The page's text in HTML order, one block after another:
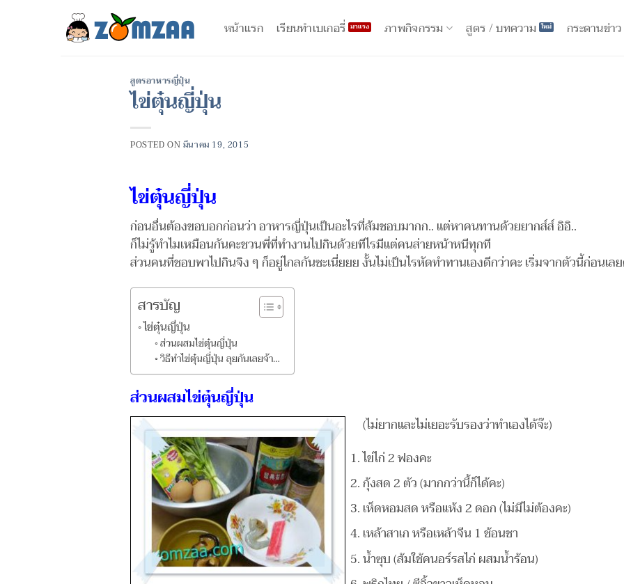
หน้าแรก เรียนทำเบเกอรี่ ภาพกิจกรรม สูตร / บทความ กระดานข่าว
สูตรอาหารญี่ปุ่น
ไข่ตุ๋นญี่ปุ่น
POSTED ON มีนาคม 19, 2015
ไข่ตุ๋นญี่ปุ่น
ก่อนอื่นต้องขอบอกก่อนว่า อาหารญี่ปุ่นเป็นอะไรที่ส้มชอบมากก.. แต่หาคนทานด้วยยากส์ส์ อิอิ..
ก็ไม่รู้ทำไมเหมือนกันคะชวนพี่ที่ทำงานไปกินด้วยทีไรมีแต่คนส่ายหน้าหนีทุกที
ส่วนคนที่ชอบพาไปกินจิง ๆ ก็อยู่ไกลกันซะเนี่ยยย งั้นไม่เป็นไรหัดทำทานเองดีกว่าคะ เริ่มจากตัวนี้ก่อนเล
สารบัญ
ไข่ตุ๋นญี่ปุ่น
ส่วนผสมไข่ตุ๋นญี่ปุ่น
วิธีทำไข่ตุ๋นญี่ปุ่น ลุยกันเลยจ้า…
ส่วนผสมไข่ตุ๋นญี่ปุ่น
(ไม่ยากและไม่เยอะรับรองว่าทำเองได้จ๊ะ)
ไข่ไก่ 2 ฟองคะ
กุ้งสด 2 ตัว (มากกว่านี้ก็ได้คะ)
เห็ดหอมสด หรือแห้ง 2 ดอก (ไม่มีไม่ต้องคะ)
เหล้าสาเก หรือเหล้าจีน 1 ช้อนชา
น้ำซุบ (ส้มใช้คนอร์รสไก่ ผสมน้ำร้อน)